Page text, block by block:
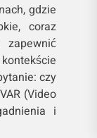
gdzie
coraz
czy
(Video
i